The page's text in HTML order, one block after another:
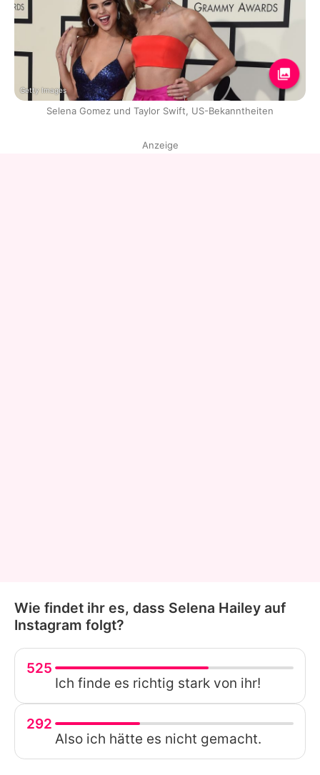
Getty Images
Selena Gomez und Taylor Swift, US-Bekanntheiten
Anzeige
Wie findet ihr es, dass Selena Hailey auf
Instagram folgt?
525
Ich finde es richtig stark von ihr!
292
Also ich hätte es nicht gemacht.